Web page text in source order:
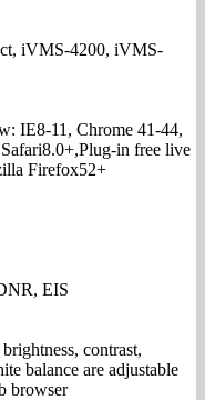
iVMS-4200, iVMS-
IE8-11, Chrome 41-44,
in free live
Firefox52+
EIS
contrast,
balance are adjustable
browser